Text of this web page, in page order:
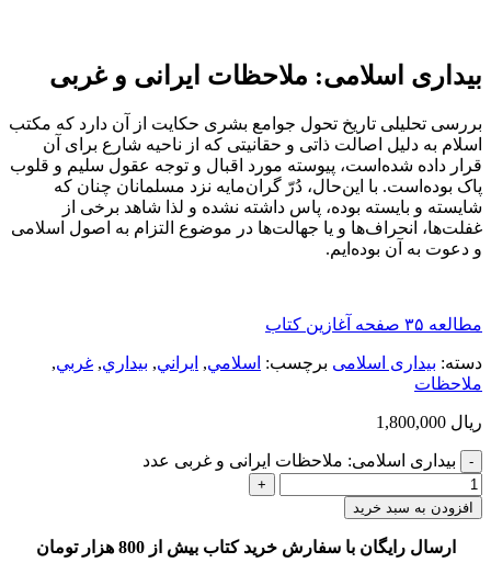
بیداری اسلامی: ملاحظات ایرانی و غربی
بررسی تحلیلی تاریخ تحول جوامع بشری حکایت از آن دارد که مکتب
اسلام به دلیل اصالت ذاتی و حقانیتی که از ناحیه شارع برای آن
قرار داده شده‌است، پیوسته مورد اقبال و توجه عقول سلیم و قلوب
پاک بوده‌است. با این‌حال، دُرّ گران‌مایه نزد مسلمانان چنان که
شایسته و بایسته بوده، پاس داشته نشده و لذا شاهد برخی از
غفلت‌ها، انحراف‌ها و یا جهالت‌ها در موضوع التزام به اصول اسلامی
و دعوت به آن بوده‌ایم.
مطالعه ۳۵ صفحه آغازین کتاب
دسته: بیداری اسلامی برچسب: اسلامي, ايراني, بيداري, غربي,
ملاحظات
ریال
بیداری اسلامی: ملاحظات ایرانی و غربی عدد
افزودن به سبد خرید
ارسال رایگان با سفارش خرید کتاب بیش از 800 هزار تومان